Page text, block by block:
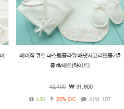
베이직 큐트 파스텔플라워 배냇저고리만들기5
종 diy세트(화이트)
42,400
31,800
630
25% DC 리뷰 107